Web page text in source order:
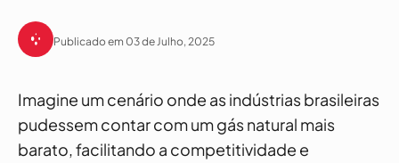
Publicado em 03 de Julho, 2025
Imagine um cenário onde as indústrias brasileiras
pudessem contar com um gás natural mais
barato, facilitando a competitividade e